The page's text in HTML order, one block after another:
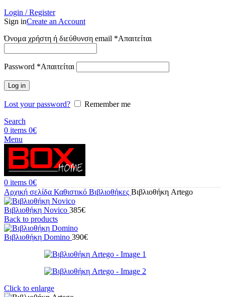
Login / Register
Sign inCreate an Account
Όνομα χρήστη ή διεύθυνση email *Απαιτείται
Password *Απαιτείται
Log in
Lost your password?
Remember me
Search
0 items 0€
Menu
0 items 0€
Αρχική σελίδα Καθιστικό Βιβλιοθήκες Βιβλιοθήκη Artego
Βιβλιοθήκη Novico 385€
Back to products
Βιβλιοθήκη Domino 390€
Click to enlarge